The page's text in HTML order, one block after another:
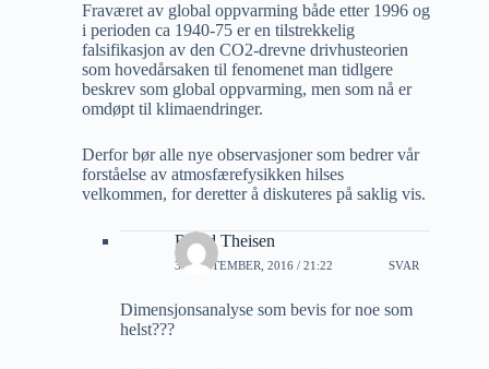
Fraværet av global oppvarming både etter 1996 og
i perioden ca 1940-75 er en tilstrekkelig
falsifikasjon av den CO2-drevne drivhusteorien
som hovedårsaken til fenomenet man tidlgere
beskrev som global oppvarming, men som nå er
omdøpt til klimaendringer.
Derfor bør alle nye observasjoner som bedrer vår
forståelse av atmosfærefysikken hilses
velkommen, for deretter å diskuteres på saklig vis.
Roald Theisen
30 SEPTEMBER, 2016 / 21:22 SVAR
Dimensjonsanalyse som bevis for noe som
helst???